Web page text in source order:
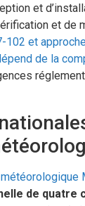
et
et de
102 et
de la
de quatre